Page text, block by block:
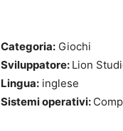
Categoria: Giochi
Sviluppatore: Lion
Lingua: inglese
Sistemi operativi: